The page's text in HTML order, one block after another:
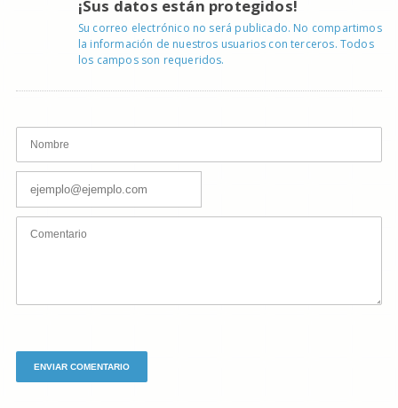
¡Sus datos están protegidos!
Su correo electrónico no será publicado. No compartimos
la información de nuestros usuarios con terceros. Todos
los campos son requeridos.